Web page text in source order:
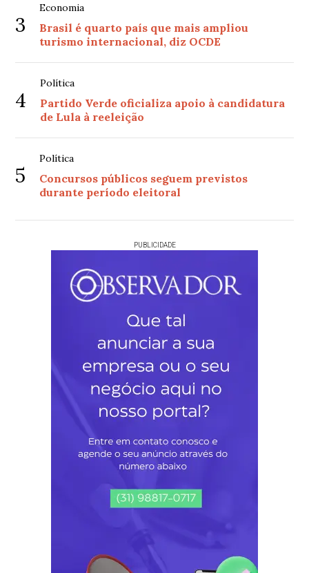
3
Economia
Brasil é quarto país que mais ampliou
turismo internacional, diz OCDE
4
Política
Partido Verde oficializa apoio à candidatura
de Lula à reeleição
5
Política
Concursos públicos seguem previstos
durante período eleitoral
PUBLICIDADE